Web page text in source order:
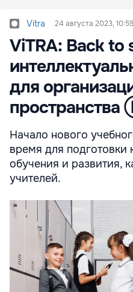
Vitra 24 августа 2023, 10:59
ViTRA: Back to
для
Начало нового
время для
обучения и развития,
учителей.